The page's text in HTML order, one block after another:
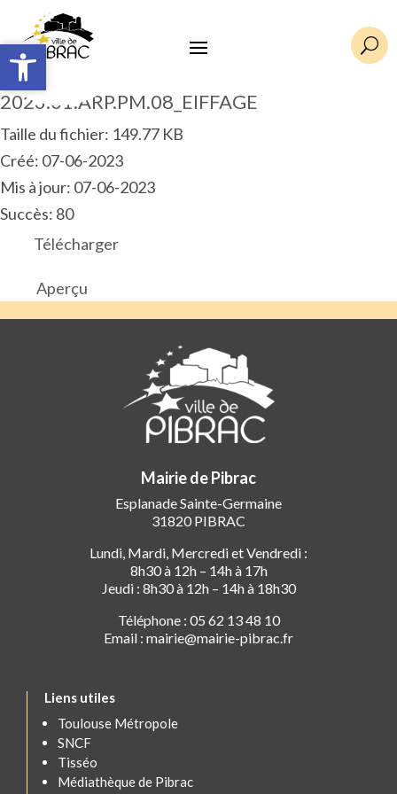
Ouvrir la barre d’outils U
2023.01.ARP.PM.08_EIFFAGE
Taille du fichier: 149.77 KB
Créé: 07-06-2023
Mis à jour: 07-06-2023
Succès: 80
Télécharger
Aperçu
Mairie de Pibrac
Esplanade Sainte-Germaine
31820 PIBRAC
Lundi, Mardi, Mercredi et Vendredi :
8h30 à 12h – 14h à 17h
Jeudi : 8h30 à 12h – 14h à 18h30
Téléphone : 05 62 13 48 10
Email : mairie@mairie-pibrac.fr
Liens utiles
Toulouse Métropole
SNCF
Tisséo
Médiathèque de Pibrac
Ouvrir la barre d’outils